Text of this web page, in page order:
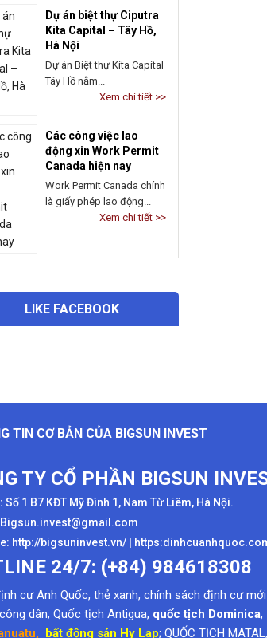
Kita Capital – Tây Hồ,
Hà Nội
Dự án Biệt thự Kita Capital
Tây Hồ nằm...
Xem chi tiết >>
động xin Work Permit
Canada hiện nay
Work Permit Canada chính
là giấy phép lao động...
Xem chi tiết >>
Số 1 B7 KĐT Mỹ Đình 1, Nam Từ Liêm, Hà Nội.
http://bigsuninvest.vn/|
24/7: (+84) 984618308
cư Anh Quốc,thẻ xanh,chính sách định cư mới
dân; Quốc tịch Antigua,quốc tịch Dominica,
, bất động sản Hy Lap; QUỐC TỊCH
THẺ CƯ TRÚ TÂY BAN NHA, công dân